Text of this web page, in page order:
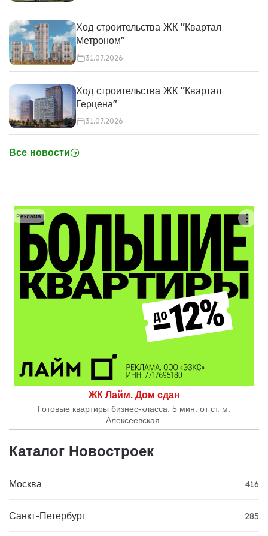
Ход строительства ЖК "Квартал
Метроном"
31.07.2026
Ход строительства ЖК "Квартал
Герцена"
31.07.2026
Все новости
ЖК Лайм. Дом сдан
Готовые квартиры бизнес-класса. 5 мин. от ст. м.
Алексеевская.
Реклама
Каталог Новостроек
Москва 416
Санкт-Петербург 285